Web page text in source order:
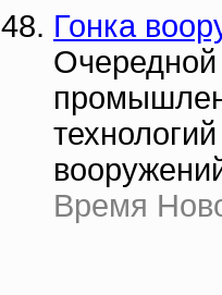
Гонка
Очередной
Время